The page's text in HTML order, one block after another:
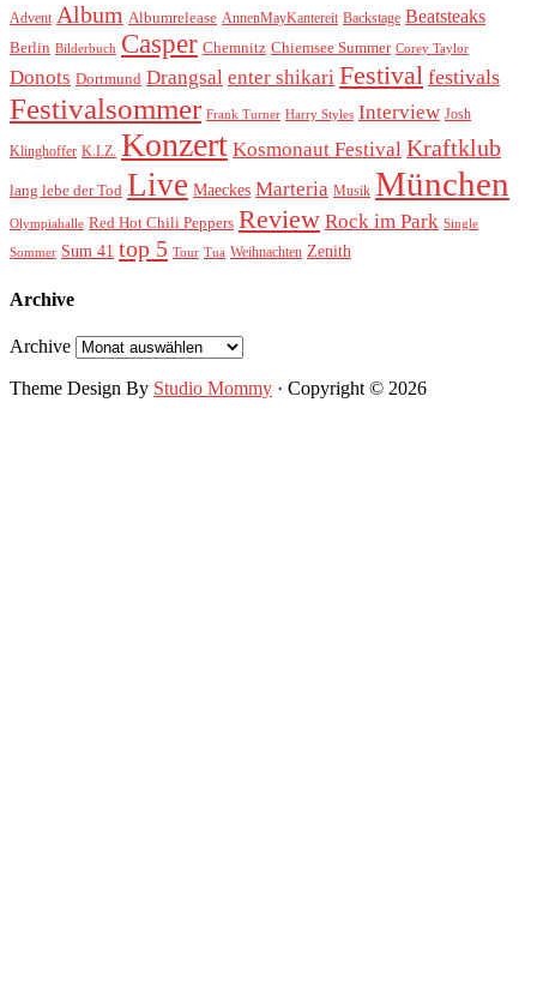
Advent Album Albumrelease AnnenMayKantereit Backstage Beatsteaks
Berlin Bilderbuch Casper Chemnitz Chiemsee Summer Corey Taylor
Donots Dortmund Drangsal enter shikari Festival festivals
Festivalsommer Frank Turner Harry Styles Interview Josh
Klinghoffer K.I.Z. Konzert Kosmonaut Festival Kraftklub
lang lebe der Tod Live Maeckes Marteria Musik München
Olympiahalle Red Hot Chili Peppers Review Rock im Park Single
Sommer Sum 41 top 5 Tour Tua Weihnachten Zenith
Archive
Archive
Theme Design By Studio Mommy · Copyright © 2026